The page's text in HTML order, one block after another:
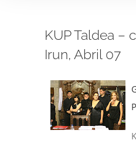
KUP Taldea –
Irun, Abril 07